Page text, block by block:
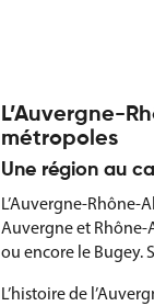
L’Auvergne-
métropoles
Une région au
L’Auvergne-Rhône-
Auvergne et Rhône-
ou encore le Bugey.
L’histoire de